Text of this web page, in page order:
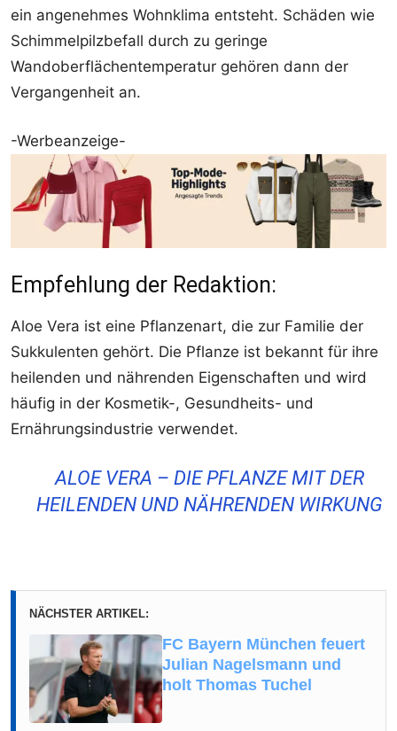
ein angenehmes Wohnklima entsteht. Schäden wie
Schimmelpilzbefall durch zu geringe
Wandoberflächentemperatur gehören dann der
Vergangenheit an.
-Werbeanzeige-
Empfehlung der Redaktion:
Aloe Vera ist eine Pflanzenart, die zur Familie der
Sukkulenten gehört. Die Pflanze ist bekannt für ihre
heilenden und nährenden Eigenschaften und wird
häufig in der Kosmetik-, Gesundheits- und
Ernährungsindustrie verwendet.
ALOE VERA – DIE PFLANZE MIT DER
HEILENDEN UND NÄHRENDEN WIRKUNG
NÄCHSTER ARTIKEL:
FC Bayern München feuert
Julian Nagelsmann und
holt Thomas Tuchel